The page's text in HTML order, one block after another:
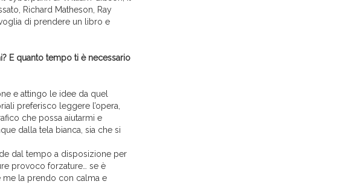
Richard Matheson, Ray
di prendere un libro e
E quanto tempo ti è necessario
e attingo le idee da quel
preferisco leggere l’opera,
che possa aiutarmi e
dalla tela bianca, sia che si
dal tempo a disposizione per
provoco forzature… se è
me la prendo con calma e